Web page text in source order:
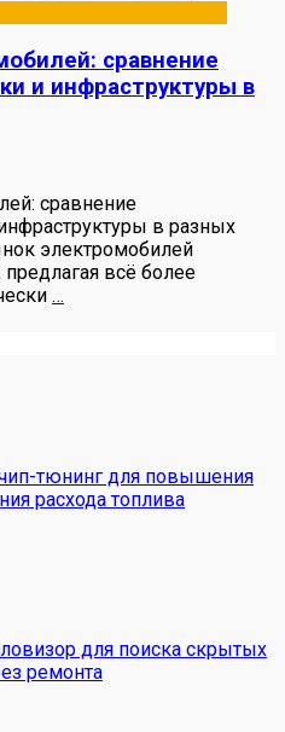
сравнение
и инфраструктуры в
сравнение
в разных
электромобилей
предлагая всё более
…
тюнинг для повышения
расхода топлива
для поиска скрытых
ремонта